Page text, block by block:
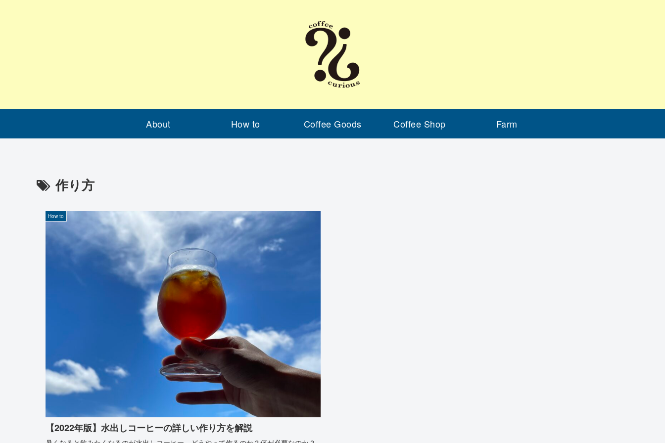
About How to Coffee Goods Coffee Shop Farm
作り方
How to
【2022年版】水出しコーヒーの詳しい作り方を解説